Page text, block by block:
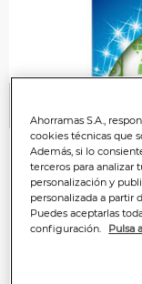
Anterior
Ahorramas S.A.,
cookies técnicas que
Además, si lo
terceros para analizar
personalización y
personalizada a partir
Puedes aceptarlas
configuración.
Pulsa